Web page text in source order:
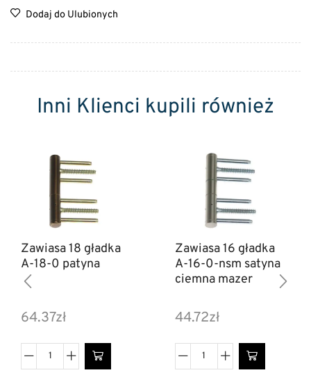
Dodaj do Ulubionych
Inni Klienci kupili również
Zawiasa 18 gładka
A-18-0 patyna
64.37zł
Zawiasa 16 gładka
A-16-0-nsm satyna
ciemna mazer
44.72zł